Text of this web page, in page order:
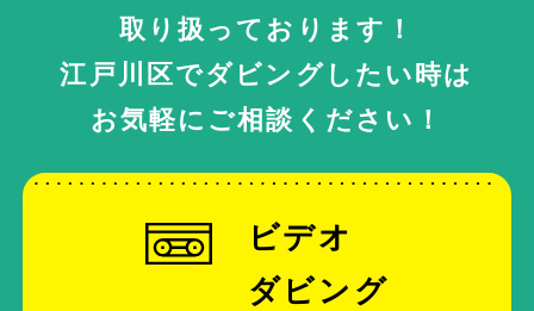
取り扱っております！
江戸川区でダビングしたい時は
お気軽にご相談ください！
ビデオ
ダビング